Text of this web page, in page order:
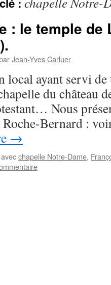
: le temple de
Jean-Yves Carluer
local ayant servi
du château
Nous
Roche-Bernard :
→
chapelle Notre-Dame,